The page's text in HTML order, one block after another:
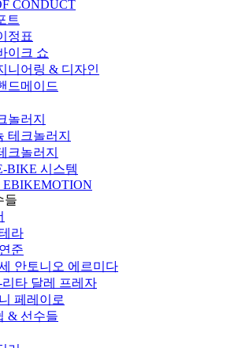
CONDUCT
트
정표
이크 쇼
니어링 & 디자인
드메이드
놀러지
테크놀러지
크놀러지
BIKE 시스템
들
라
준
안토니오 에르미다
리타 달레 프레자
페레이로
& 선수들